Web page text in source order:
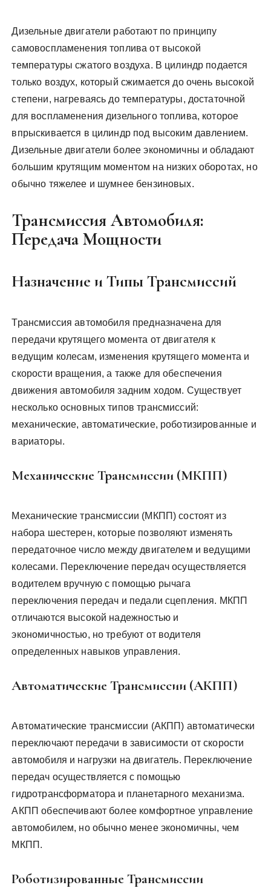
Дизельные двигатели работают по принципу
самовоспламенения топлива от высокой
температуры сжатого воздуха. В цилиндр подается
только воздух, который сжимается до очень высокой
степени, нагреваясь до температуры, достаточной
для воспламенения дизельного топлива, которое
впрыскивается в цилиндр под высоким давлением.
Дизельные двигатели более экономичны и обладают
большим крутящим моментом на низких оборотах, но
обычно тяжелее и шумнее бензиновых.
Трансмиссия Автомобиля:
Передача Мощности
Назначение и Типы Трансмиссий
Трансмиссия автомобиля предназначена для
передачи крутящего момента от двигателя к
ведущим колесам, изменения крутящего момента и
скорости вращения, а также для обеспечения
движения автомобиля задним ходом. Существует
несколько основных типов трансмиссий:
механические, автоматические, роботизированные и
вариаторы.
Механические Трансмиссии (МКПП)
Механические трансмиссии (МКПП) состоят из
набора шестерен, которые позволяют изменять
передаточное число между двигателем и ведущими
колесами. Переключение передач осуществляется
водителем вручную с помощью рычага
переключения передач и педали сцепления. МКПП
отличаются высокой надежностью и
экономичностью, но требуют от водителя
определенных навыков управления.
Автоматические Трансмиссии (АКПП)
Автоматические трансмиссии (АКПП) автоматически
переключают передачи в зависимости от скорости
автомобиля и нагрузки на двигатель. Переключение
передач осуществляется с помощью
гидротрансформатора и планетарного механизма.
АКПП обеспечивают более комфортное управление
автомобилем, но обычно менее экономичны, чем
МКПП.
Роботизированные Трансмиссии